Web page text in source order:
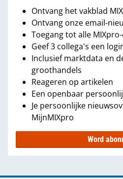
Ontvang het vakblad
Ontvang onze email-
Toegang tot alle
Geef 3 collega's een
Inclusief marktdata en
groothandels
Reageren op artikelen
Een openbaar
Je persoonlijke
MijnMIXpro
Word